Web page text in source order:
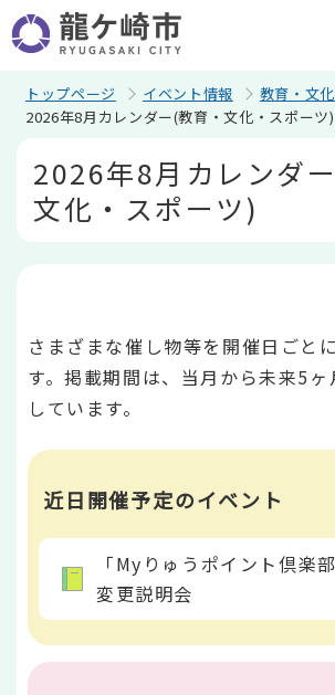
の
ペ
トップページ イベント情報
教育・文
2026年8月カレンダー(教育・文化・スポーツ)
2026年8月カレンダ
文化・スポーツ)
さまざまな催し物等を開催日ごと
す。掲載期間は、当月から未来5
しています。
近日開催予定のイベント
「Myりゅうポイント倶楽
変更説明会